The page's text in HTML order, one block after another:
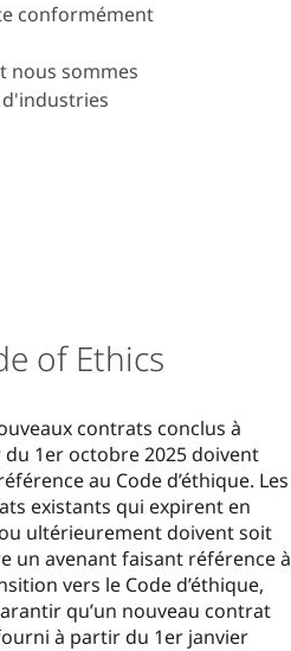
conformément
nous sommes
of Ethics
contrats conclus à
1er octobre 2025 doivent
au Code d’éthique. Les
existants qui expirent en
ultérieurement doivent soit
un avenant faisant référence à
vers le Code d’éthique,
qu’un nouveau contrat
à partir du 1er janvier